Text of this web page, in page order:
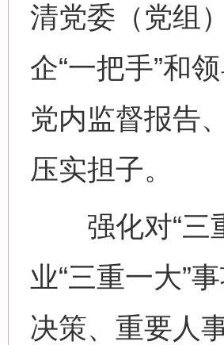
清党委（党组
企“一把手”和
党内监督报告
压实担子。
强化对“三重
业“三重一大”
决策、重要人